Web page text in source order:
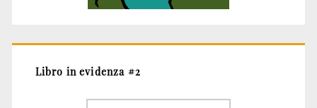
Libro in evidenza #2